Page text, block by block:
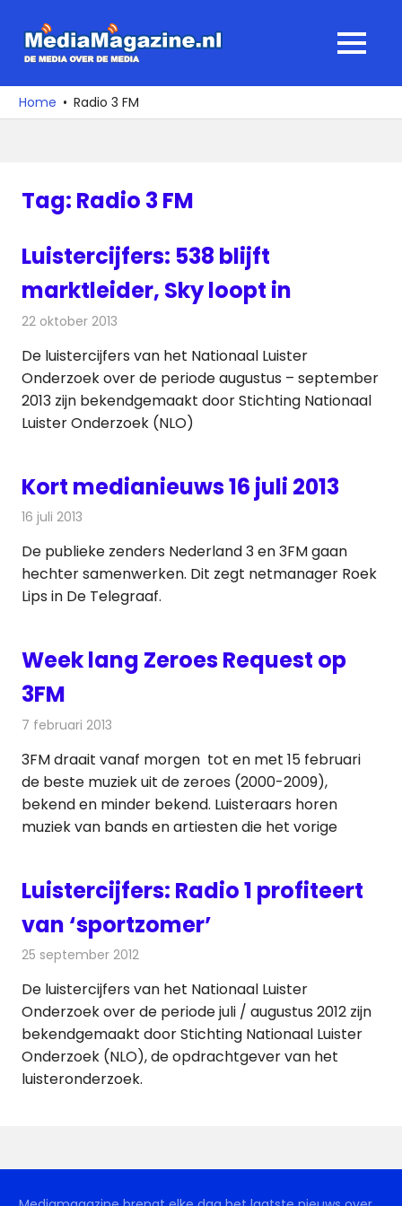
naar
media
over
MENU
Home Radio 3 FM
Tag: Radio 3 FM
Luistercijfers: 538 blijft
marktleider, Sky loopt in
22 oktober 2013
De luistercijfers van het Nationaal Luister
Onderzoek over de periode augustus – september
2013 zijn bekendgemaakt door Stichting Nationaal
Luister Onderzoek (NLO)
Kort medianieuws 16 juli 2013
16 juli 2013
De publieke zenders Nederland 3 en 3FM gaan
hechter samenwerken. Dit zegt netmanager Roek
Lips in De Telegraaf.
Week lang Zeroes Request op
3FM
7 februari 2013
3FM draait vanaf morgen tot en met 15 februari
de beste muziek uit de zeroes (2000-2009),
bekend en minder bekend. Luisteraars horen
muziek van bands en artiesten die het vorige
Luistercijfers: Radio 1 profiteert
van ‘sportzomer’
25 september 2012
De luistercijfers van het Nationaal Luister
Onderzoek over de periode juli / augustus 2012 zijn
bekendgemaakt door Stichting Nationaal Luister
Onderzoek (NLO), de opdrachtgever van het
luisteronderzoek.